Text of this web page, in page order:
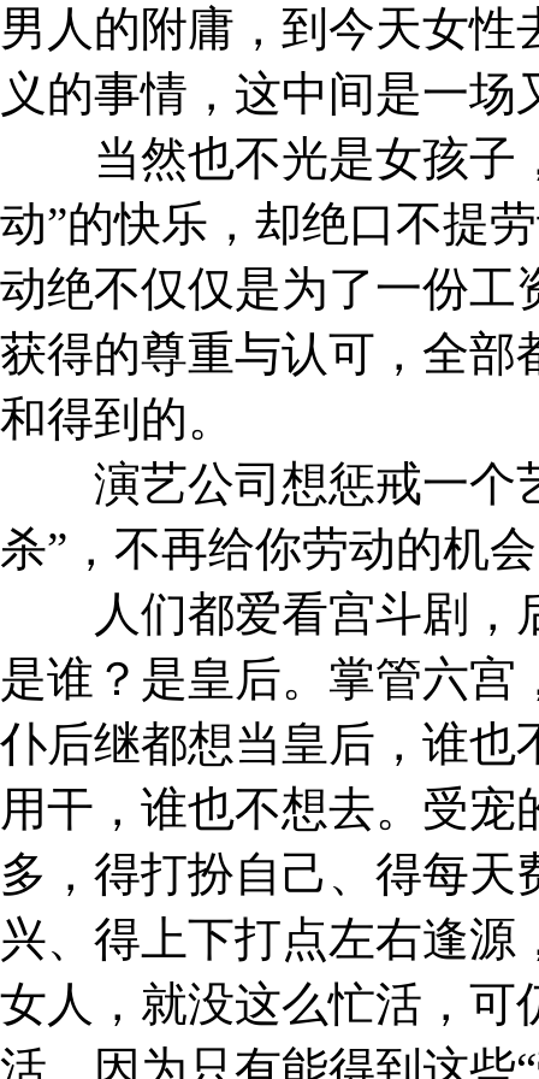
男人的附庸，到今天女
义的事情，这中间是一
当然也不光是女孩子
动”的快乐，却绝口不提
动绝不仅仅是为了一份工
获得的尊重与认可，全部
和得到的。
演艺公司想惩戒一个
杀”，不再给你劳动的机
人们都爱看宫斗剧，
是谁？是皇后。掌管六
仆后继都想当皇后，谁也
用干，谁也不想去。受
多，得打扮自己、得每
兴、得上下打点左右逢
女人，就没这么忙活，可